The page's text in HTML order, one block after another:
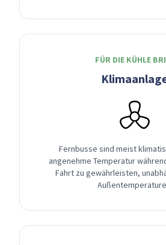
FÜR DIE KÜHLE
Fernbusse sind meist
angenehme Temperatur
Fahrt zu gewährleisten,